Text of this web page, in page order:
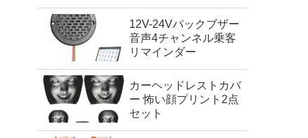
12V-24Vバックブザー
音声4チャンネル乗客
リマインダー
カーヘッドレストカバ
ー 怖い顔プリント2点
セット